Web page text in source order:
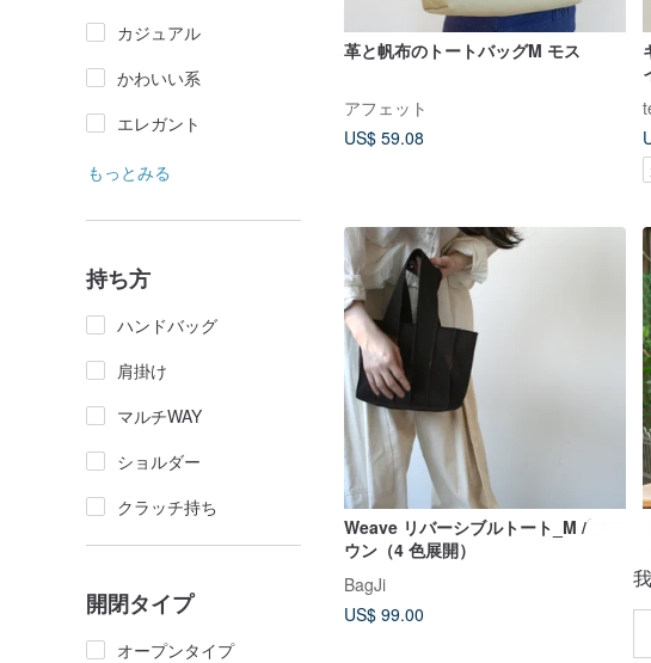
カジュアル
かわいい系
エレガント
もっとみる
持ち方
ハンドバッグ
肩掛け
マルチWAY
ショルダー
クラッチ持ち
開閉タイプ
オープンタイプ
革と帆布のトートバッグM モス
アフェット
US$ 59.08
Weave リバーシブルトート_M / ブラ
ウン（4 色展開）
BagJi
US$ 99.00